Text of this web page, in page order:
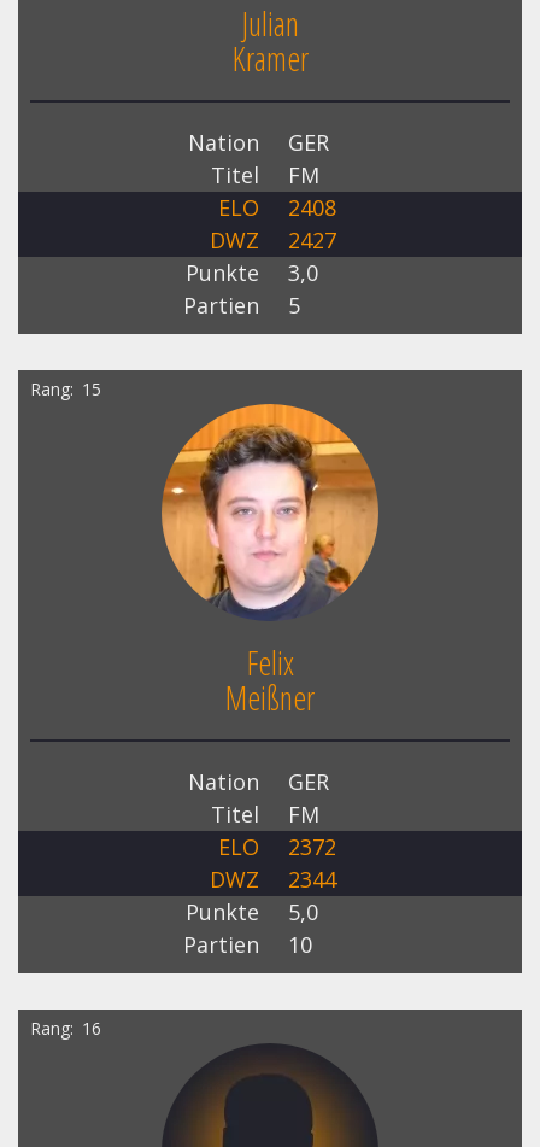
Julian
Kramer
Nation
GER
Titel
FM
ELO
2408
DWZ
2427
Punkte
3,0
Partien
5
Rang 15
Felix
Meißner
Nation
GER
Titel
FM
ELO
2372
DWZ
2344
Punkte
5,0
Partien
10
Rang 16